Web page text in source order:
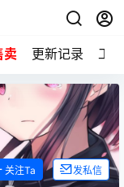
卖 更新记录 工
关注Ta 发私信